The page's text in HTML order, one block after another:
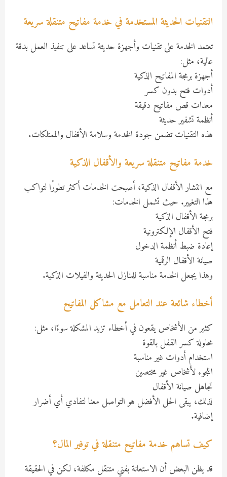
التقنيات الحديثة المستخدمة في خدمة مفاتيح متنقلة سريعة
تعتمد الخدمة على تقنيات وأجهزة حديثة تساعد على تنفيذ العمل بدقة
عالية، مثل:
أجهزة برمجة المفاتيح الذكية
أدوات فتح بدون كسر
معدات قص مفاتيح دقيقة
أنظمة تشفير حديثة
هذه التقنيات تضمن جودة الخدمة وسلامة الأقفال والممتلكات.
خدمة مفاتيح متنقلة سريعة والأقفال الذكية
مع انتشار الأقفال الذكية، أصبحت الخدمات أكثر تطورًا لتواكب
هذا التغيير. حيث تشمل الخدمات:
برمجة الأقفال الذكية
فتح الأقفال الإلكترونية
إعادة ضبط أنظمة الدخول
صيانة الأقفال الرقمية
وهذا يجعل الخدمة مناسبة للمنازل الحديثة والفيلات الذكية.
أخطاء شائعة عند التعامل مع مشاكل المفاتيح
كثير من الأشخاص يقعون في أخطاء تزيد المشكلة سوءًا، مثل:
محاولة كسر القفل بالقوة
استخدام أدوات غير مناسبة
اللجوء لأشخاص غير مختصين
تجاهل صيانة الأقفال
لذلك، يبقى الحل الأفضل هو التواصل معنا لتفادي أي أضرار
إضافية.
كيف تساهم خدمة مفاتيح متنقلة في توفير المال؟
قد يظن البعض أن الاستعانة بفني متنقل مكلفة، لكن في الحقيقة